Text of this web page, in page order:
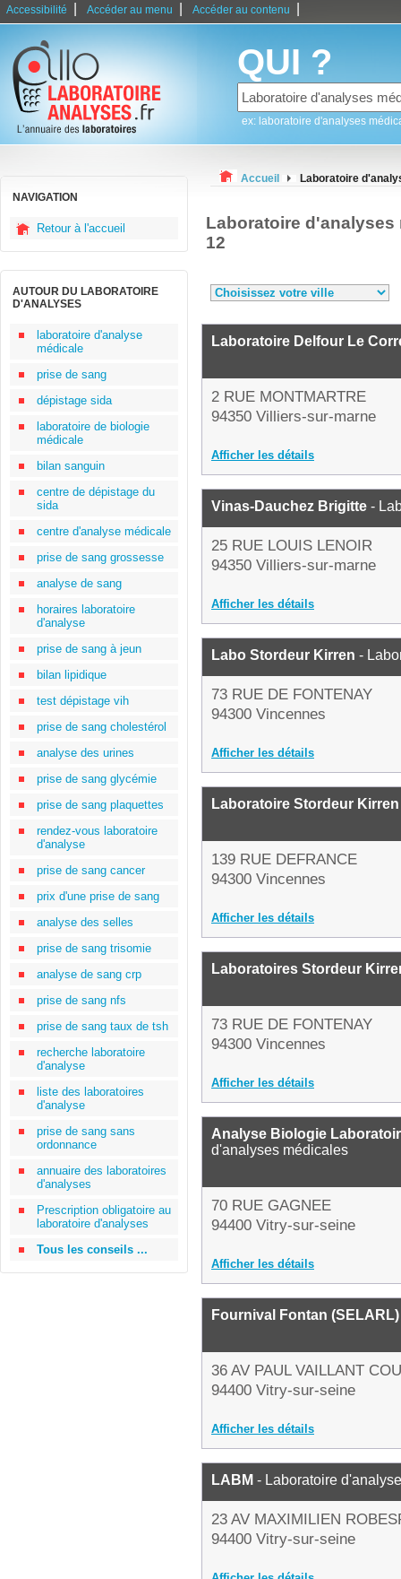
Accessibilité Accéder au menu Accéder au contenu
QUI ?
ex: laboratoire d'analyses
NAVIGATION
Retour à l'accueil
AUTOUR DU LABORATOIRE
D'ANALYSES
laboratoire d'analyse
médicale
prise de sang
dépistage sida
laboratoire de biologie
médicale
bilan sanguin
centre de dépistage du
sida
centre d'analyse médicale
prise de sang grossesse
analyse de sang
horaires laboratoire
d'analyse
prise de sang à jeun
bilan lipidique
test dépistage vih
prise de sang cholestérol
analyse des urines
prise de sang glycémie
prise de sang plaquettes
rendez-vous laboratoire
d'analyse
prise de sang cancer
prix d'une prise de sang
analyse des selles
prise de sang trisomie
analyse de sang crp
prise de sang nfs
prise de sang taux de tsh
recherche laboratoire
d'analyse
liste des laboratoires
d'analyse
prise de sang sans
ordonnance
annuaire des laboratoires
d'analyses
Prescription obligatoire au
laboratoire d'analyses
Tous les conseils ...
Accueil Laboratoire
Laboratoire d'analyses
12
Laboratoire Delfour Le
2 RUE MONTMARTRE
94350 Villiers-sur-marne
Afficher les détails
Vinas-Dauchez Brigitte -
25 RUE LOUIS LENOIR
94350 Villiers-sur-marne
Afficher les détails
Labo Stordeur Kirren -
73 RUE DE FONTENAY
94300 Vincennes
Afficher les détails
Laboratoire Stordeur Kirren
139 RUE DEFRANCE
94300 Vincennes
Afficher les détails
Laboratoires Stordeur
73 RUE DE FONTENAY
94300 Vincennes
Afficher les détails
Analyse Biologie
d'analyses médicales
70 RUE GAGNEE
94400 Vitry-sur-seine
Afficher les détails
Fournival Fontan (SELARL)
36 AV PAUL VAILLANT
94400 Vitry-sur-seine
Afficher les détails
LABM - Laboratoire
23 AV MAXIMILIEN
94400 Vitry-sur-seine